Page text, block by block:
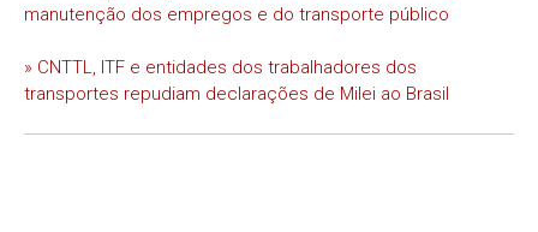
manutenção dos empregos e do transporte público
» CNTTL, ITF e entidades dos trabalhadores dos
transportes repudiam declarações de Milei ao Brasil